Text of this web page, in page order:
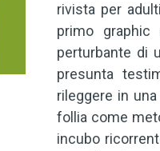
rivista per
primo graphic
perturbante di
presunta
rileggere in
follia come
incubo